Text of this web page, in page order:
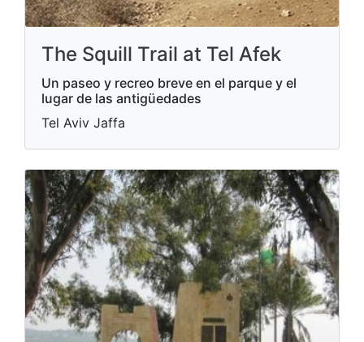
The Squill Trail at Tel Afek
Un paseo y recreo breve en el parque y el
lugar de las antigüedades
Tel Aviv Jaffa